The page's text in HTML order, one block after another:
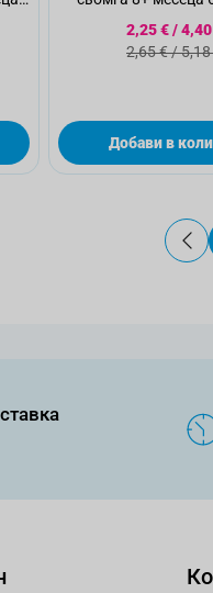
2,25 €/
2,65 €/
Добави в